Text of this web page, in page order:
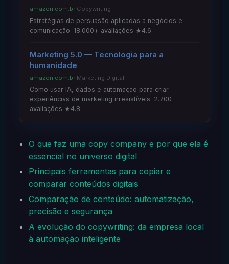
amazon.com.br·Copywriting
Estratégias de persuasão aplicadas a negócios e
comunicação. 18.000+ avaliações ★4.6.
Marketing 5.0 — Tecnologia para a
humanidade
amazon.com.br·Marketing Digital
Como usar IA, dados e automação para criar
experiências de marketing irresistíveis. 2.700
avaliações ★4.8.
O que faz uma copy company e por que ela é
essencial no universo digital
Principais ferramentas para copiar e
comparar conteúdos digitais
Comparação de conteúdo: automatização,
precisão e segurança
A evolução do copywriting: da empresa local
à automação inteligente